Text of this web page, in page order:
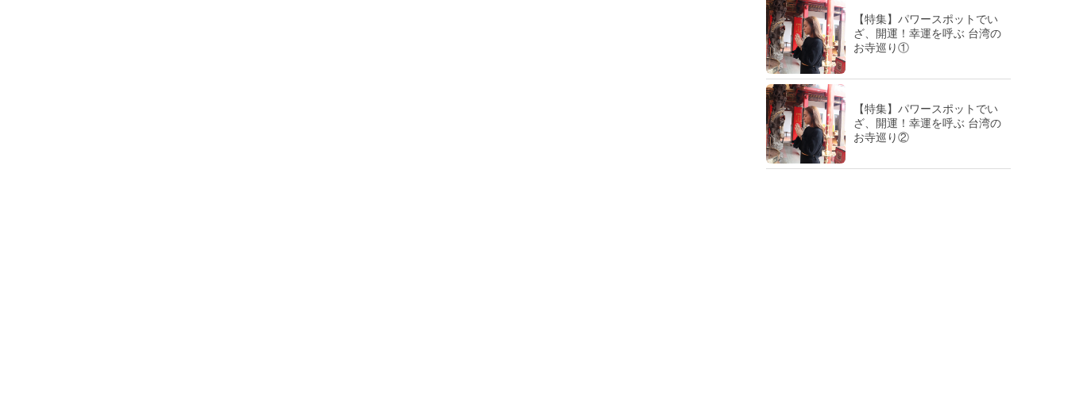
【特集】パワースポットでい
ざ、開運！幸運を呼ぶ 台湾の
お寺巡り①
【特集】パワースポットでい
ざ、開運！幸運を呼ぶ 台湾の
お寺巡り②